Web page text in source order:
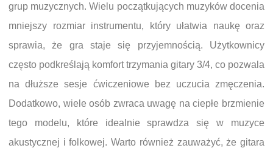
grup muzycznych. Wielu początkujących muzyków docenia
mniejszy rozmiar instrumentu, który ułatwia naukę oraz
sprawia, że gra staje się przyjemnością. Użytkownicy
często podkreślają komfort trzymania gitary 3/4, co pozwala
na dłuższe sesje ćwiczeniowe bez uczucia zmęczenia.
Dodatkowo, wiele osób zwraca uwagę na ciepłe brzmienie
tego modelu, które idealnie sprawdza się w muzyce
akustycznej i folkowej. Warto również zauważyć, że gitara